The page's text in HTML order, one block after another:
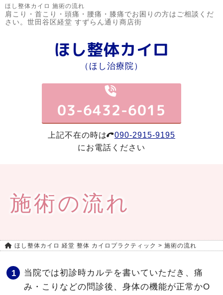
ほし整体カイロ 施術の流れ
肩こり・首こり・頭痛・腰痛・膝痛でお困りの方はご相談くだ
さい。世田谷区経堂 すずらん通り商店街
ほし整体カイロ
（ほし治療院）
03-6432-6015
上記不在の時は
090-2915-9195
にお電話ください
施術の流れ
ほし整体カイロ 経堂 整体 カイロプラクティック > 施術の流れ
当院では初診時カルテを書いていただき、痛
み・こりなどの問診後、身体の機能が正常かO